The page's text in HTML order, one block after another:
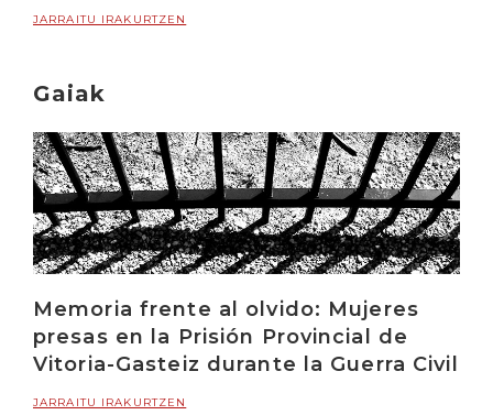
JARRAITU IRAKURTZEN
Gaiak
Memoria frente al olvido: Mujeres
presas en la Prisión Provincial de
Vitoria-Gasteiz durante la Guerra Civil
JARRAITU IRAKURTZEN